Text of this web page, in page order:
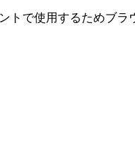
トで使用するためブラ